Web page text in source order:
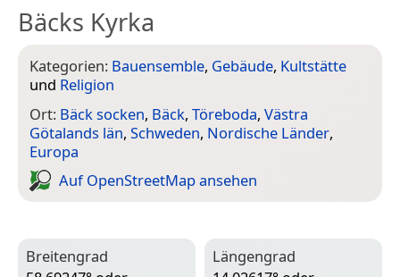
Bäcks Kyrka
Kategorien: Bauensemble, Gebäude, Kultstätte
und Religion
Ort: Bäck socken, Bäck, Töreboda, Västra
Götalands län, Schweden, Nordische Länder,
Europa
Auf Open­Street­Map ansehen
Breitengrad
Längengrad